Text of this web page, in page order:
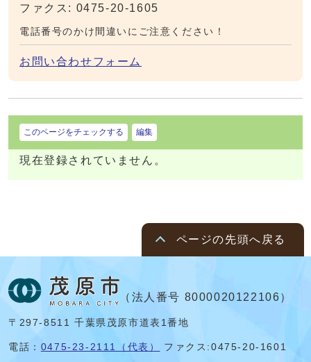
ファクス: 0475-20-1605
電話番号のかけ間違いにご注意ください！
お問い合わせフォーム
このページをチェックする 編集
現在登録されていません。
ページの先頭へ戻る
（法人番号 8000020122106）
〒297-8511 千葉県茂原市道表1番地
電話： 0475-23-2111（代表）
ファクス:0475-20-1601